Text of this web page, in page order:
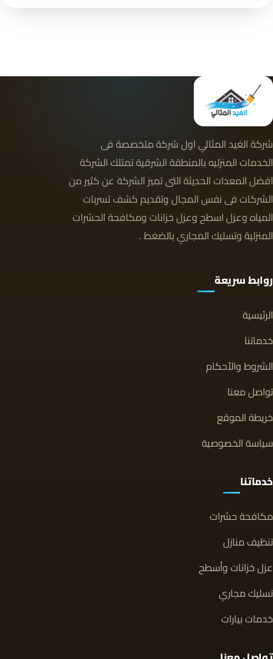
شركة الغيد المثالي اول شركة متخصصة فى
الخدمات المنزليه بالمنطقة الشرقية تمتلك الشركة
افضل المعدات الحديثة التى تميز الشركة عن كثير من
الشركات فى نفس المجال وتقديم كشف تسربات
المياه وعزل اسطح وعزل خزانات ومكافحة الحشرات
المنزلية وتسليك المجاري بالضغط .
روابط سريعة
الرئيسية
خدماتنا
الشروط والأحكام
تواصل معنا
خريطة الموقع
سياسة الخصوصية
خدماتنا
مكافحة حشرات
تنظيف منازل
عزل خزانات وأسطح
تسليك مجاري
خدمات بيارات